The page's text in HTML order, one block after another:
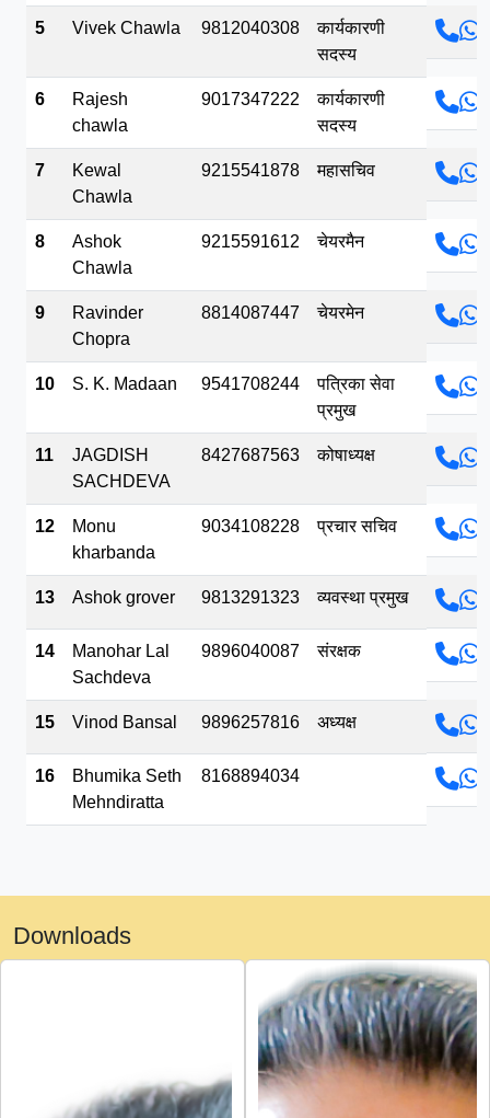
5 Vivek Chawla 9812040308
कार्यकारणी
सदस्य
6
Rajesh
chawla
9017347222
कार्यकारणी
सदस्य
7
Kewal
Chawla
9215541878 महासचिव
8
Ashok
Chawla
9215591612 चेयरमैन
9
Ravinder
Chopra
8814087447 चेयरमेन
10 S. K. Madaan 9541708244
पत्रिका सेवा
प्रमुख
11
JAGDISH
SACHDEVA
8427687563 कोषाध्यक्ष
12
Monu
kharbanda
9034108228 प्रचार सचिव
13 Ashok grover 9813291323 व्यवस्था प्रमुख
14
Manohar Lal
Sachdeva
9896040087 संरक्षक
15 Vinod Bansal 9896257816 अध्यक्ष
16
Bhumika Seth
Mehndiratta
8168894034
Downloads